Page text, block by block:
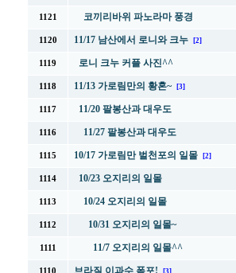
1121 코끼리바위 파노라마 풍경
1120 11/17 남산에서 로니와 크누 [2]
1119 로니 크누 커플 사진^^
1118 11/13 가로림만의 황혼~ [3]
1117 11/20 팔봉산과 대우도
1116 11/27 팔봉산과 대우도
1115 10/17 가로림만 벌천포의 일몰 [2]
1114 10/23 오지리의 일몰
1113 10/24 오지리의 일몰
1112 10/31 오지리의 일몰~
1111 11/7 오지리의 일몰^^
1110 브라질 이과수 폭포! [3]